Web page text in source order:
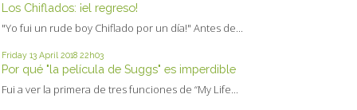
Los Chiflados: ¡el regreso!
"Yo fui un rude boy Chiflado por un día!" Antes de...
Friday 13 April 2018 22h03
Por qué "la película de Suggs" es imperdible
Fui a ver la primera de tres funciones de “My Life...